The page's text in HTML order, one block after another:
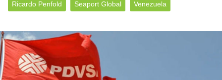
Ricardo Penfold Seaport Global Venezuela